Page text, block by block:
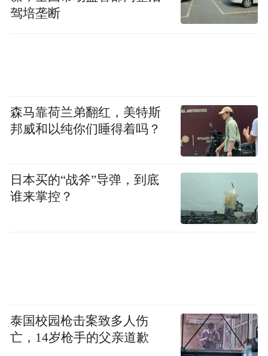
加深了仇恨的恶意，进而推升了兵凶战危的
风险，这是两岸人民皆不乐见的结果。此一
危机，必须要有强大的力量才能力挽狂澜，
认同。
驾培垄断
森马靠荷兰弟翻红，美特斯
邦威和以纯你们睡得着吗？
日本买的“战斧”导弹，到底
谁来掌控？
泰国校园枪击案致多人伤
亡，14岁枪手的父亲道歉